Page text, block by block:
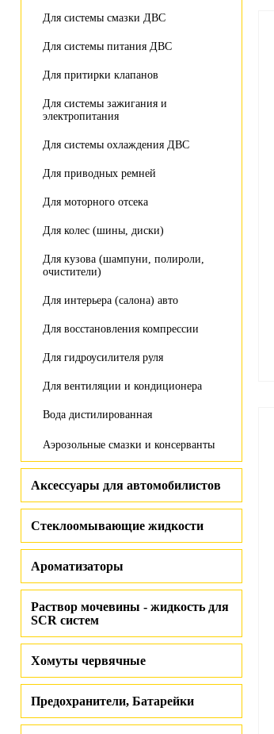
Для системы смазки ДВС
Для системы питания ДВС
Для притирки клапанов
Для системы зажигания и
электропитания
Для системы охлаждения ДВС
Для приводных ремней
Для моторного отсека
Для колес (шины, диски)
Для кузова (шампуни, полироли,
очистители)
Для интерьера (салона) авто
Для восстановления компрессии
Для гидроусилителя руля
Для вентиляции и кондиционера
Вода дистилированная
Аэрозольные смазки и консерванты
Аксессуары для автомобилистов
Стеклоомывающие жидкости
Ароматизаторы
Раствор мочевины - жидкость для
SCR систем
Хомуты червячные
Предохранители, Батарейки